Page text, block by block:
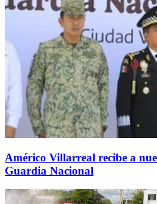
Américo Villarreal recibe a
Guardia Nacional